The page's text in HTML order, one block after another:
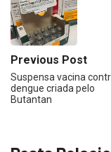
Previous Post
Suspensa vacina
dengue criada pelo
Butantan